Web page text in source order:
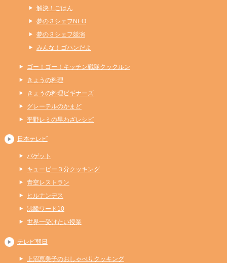
解決！ごはん
夢の３シェフNEO
夢の３シェフ競演
みんな！ゴハンだよ
ゴー！ゴー！キッチン戦隊クックルン
きょうの料理
きょうの料理ビギナーズ
グレーテルのかまど
平野レミの早わざレシピ
日本テレビ
バゲット
キューピー３分クッキング
青空レストラン
ヒルナンデス
沸騰ワード10
世界一受けたい授業
テレビ朝日
上沼恵美子のおしゃべりクッキング